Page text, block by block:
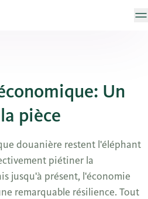
Un
pièce
douanière restent l'éléphant
piétiner la
jusqu'à présent, l'économie
remarquable résilience. Tout